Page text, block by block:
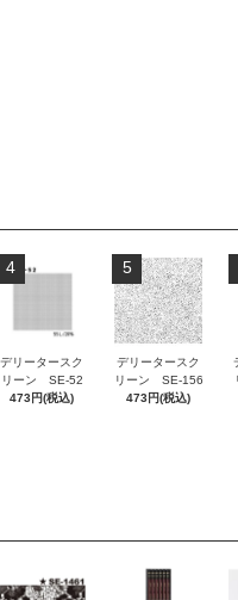
4
デリータースク
リーン SE-52
473円(税込)
5
デリータースク
リーン SE-156
473円(税込)